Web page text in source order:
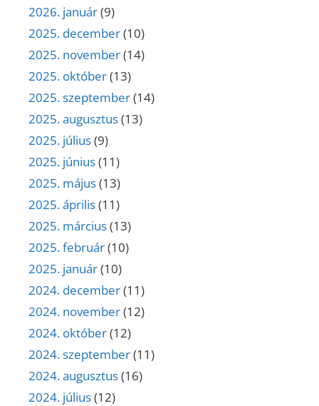
2026. január(9)
2025. december(10)
2025. november(14)
2025. október(13)
2025. szeptember(14)
2025. augusztus(13)
2025. július(9)
2025. június(11)
2025. május(13)
2025. április(11)
2025. március(13)
2025. február(10)
2025. január(10)
2024. december(11)
2024. november(12)
2024. október(12)
2024. szeptember(11)
2024. augusztus(16)
2024. július(12)